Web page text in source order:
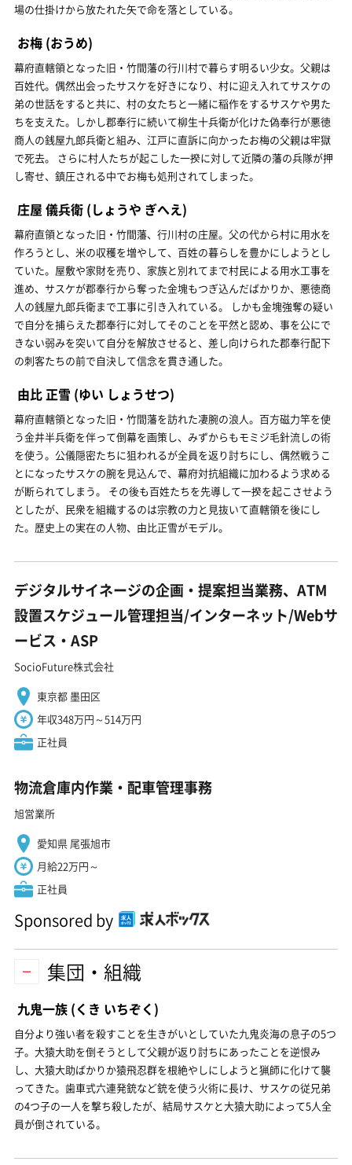
場の仕掛けから放たれた矢で命を落としている。
お梅 (おうめ)
幕府直轄領となった旧・竹間藩の行川村で暮らす明るい少女。父親は
百姓代。偶然出会ったサスケを好きになり、村に迎え入れてサスケの
弟の世話をすると共に、村の女たちと一緒に稲作をするサスケや男た
ちを支えた。しかし郡奉行に続いて柳生十兵衛が化けた偽奉行が悪徳
商人の銭屋九郎兵衛と組み、江戸に直訴に向かったお梅の父親は牢獄
で死去。 さらに村人たちが起こした一揆に対して近隣の藩の兵隊が押
し寄せ、鎮圧される中でお梅も処刑されてしまった。
庄屋 儀兵衛 (しょうや ぎへえ)
幕府直領となった旧・竹間藩、行川村の庄屋。父の代から村に用水を
作ろうとし、米の収穫を増やして、百姓の暮らしを豊かにしようとし
ていた。屋敷や家財を売り、家族と別れてまで村民による用水工事を
進め、サスケが郡奉行から奪った金塊もつぎ込んだばかりか、悪徳商
人の銭屋九郎兵衛まで工事に引き入れている。 しかも金塊強奪の疑い
で自分を捕らえた郡奉行に対してそのことを平然と認め、事を公にで
きない弱みを突いて自分を解放させると、差し向けられた郡奉行配下
の刺客たちの前で自決して信念を貫き通した。
由比 正雪 (ゆい しょうせつ)
幕府直轄領となった旧・竹間藩を訪れた凄腕の浪人。百方磁力竿を使
う金井半兵衛を伴って倒幕を画策し、みずからもモミジ毛針流しの術
を使う。公儀隠密たちに狙われるが全員を返り討ちにし、偶然戦うこ
とになったサスケの腕を見込んで、幕府対抗組織に加わるよう求める
が断られてしまう。 その後も百姓たちを先導して一揆を起こさせよう
としたが、民衆を組織するのは宗教の力と見抜いて直轄領を後にし
た。歴史上の実在の人物、由比正雪がモデル。
デジタルサイネージの企画・提案担当業務、ATM
設置スケジュール管理担当/インターネット/Webサ
ービス・ASP
SocioFuture株式会社
東京都 墨田区
年収348万円～514万円
正社員
物流倉庫内作業・配車管理事務
旭営業所
愛知県 尾張旭市
月給22万円～
正社員
Sponsored by
集団・組織
九鬼一族 (くき いちぞく)
自分より強い者を殺すことを生きがいとしていた九鬼炎海の息子の5つ
子。大猿大助を倒そうとして父親が返り討ちにあったことを逆恨み
し、大猿大助ばかりか猿飛忍群を根絶やしにしようと猟師に化けて襲
ってきた。歯車式六連発銃など銃を使う火術に長け、サスケの従兄弟
の4つ子の一人を撃ち殺したが、結局サスケと大猿大助によって5人全
員が倒されている。